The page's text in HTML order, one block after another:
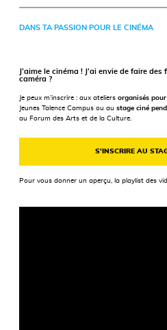
DANS TA PASSION POUR LE CINÉMA
J’aime le cinéma ! J’ai envie de faire
caméra ?
Je peux m’inscrire : aux ateliersorganisés
Jeunes Talence Campus ou austage ciné
au Forum des Arts et de la Culture.
S’INSCRIRE AU
Pour vous donner un aperçu, la playlist des